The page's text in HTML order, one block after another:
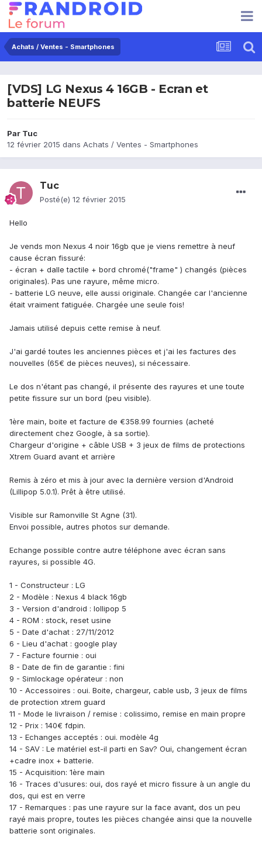
Achats / Ventes - Smartphones
[VDS] LG Nexus 4 16GB - Ecran et
batterie NEUFS
Par Tuc
12 février 2015 dans Achats / Ventes - Smartphones
Tuc
Posté(e) 12 février 2015
Hello
Je vends mon Nexus 4 noir 16gb que je viens remettre à neuf
cause écran fissuré:
- écran + dalle tactile + bord chromé("frame" ) changés (pièces
originales). Pas une rayure, même micro.
- batterie LG neuve, elle aussi originale. Changée car l'ancienne
était vraiment fatiguée. Chargée une seule fois!
Jamais utilisé depuis cette remise à neuf.
J'ai gardé toutes les anciennes pièces et j'ai les factures des
nouvelles (65€ de pièces neuves), si nécessaire.
Le dos n'étant pas changé, il présente des rayures et une toute
petite fissure sur un bord (peu visible).
1ère main, boite et facture de €358.99 fournies (acheté
directement chez Google, à sa sortie).
Chargeur d'origine + câble USB + 3 jeux de films de protections
Xtrem Guard avant et arrière
Remis à zéro et mis à jour avec la dernière version d'Android
(Lillipop 5.0.1). Prêt à être utilisé.
Visible sur Ramonville St Agne (31).
Envoi possible, autres photos sur demande.
Echange possible contre autre téléphone avec écran sans
rayures, si possible 4G.
1 - Constructeur : LG
2 - Modèle : Nexus 4 black 16gb
3 - Version d'android : lollipop 5
4 - ROM : stock, reset usine
5 - Date d'achat : 27/11/2012
6 - Lieu d'achat : google play
7 - Facture fournie : oui
8 - Date de fin de garantie : fini
9 - Simlockage opérateur : non
10 - Accessoires : oui. Boite, chargeur, cable usb, 3 jeux de films
de protection xtrem guard
11 - Mode le livraison / remise : colissimo, remise en main propre
12 - Prix : 140€ fdpin.
13 - Echanges acceptés : oui. modèle 4g
14 - SAV : Le matériel est-il parti en Sav? Oui, changement écran
+cadre inox + batterie.
15 - Acquisition: 1ère main
16 - Traces d'usures: oui, dos rayé et micro fissure à un angle du
dos, qui est en verre
17 - Remarques : pas une rayure sur la face avant, dos un peu
rayé mais propre, toutes les pièces changée ainsi que la nouvelle
batterie sont originales.